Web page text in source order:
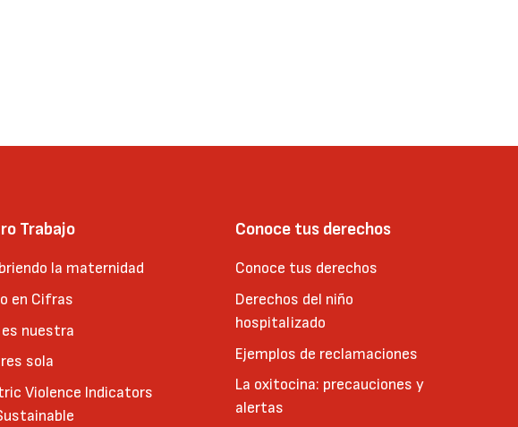
Trabajo
la maternidad
en Cifras
es nuestra
sola
Violence Indicators
Conoce tus derechos
Conoce tus derechos
Derechos del niño
hospitalizado
Ejemplos de reclamaciones
La oxitocina: precauciones y
alertas